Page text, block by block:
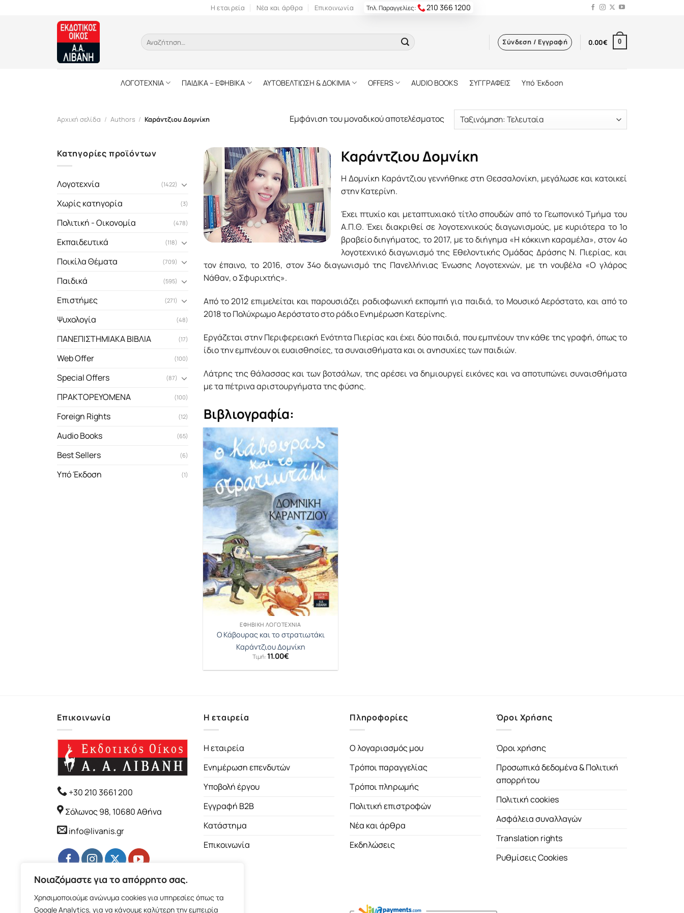
Νοιαζόμαστε για το απόρρητο σας.
Χρησιμοποιούμε ανώνυμα cookies για υπηρεσίες όπως τα
Google Analytics, για να κάνουμε καλύτερη την εμπειρία
Η εταιρεία Νέα και άρθρα Επικοινωνία Τηλ. Παραγγελίες: 210 366 1200
Αναζήτηση
για:
Σύνδεση / Εγγραφή 0.00€ 0
ΛΟΓΟΤΕΧΝΙΑ ΠΑΙΔΙΚΑ – ΕΦΗΒΙΚΑ ΑΥΤΟΒΕΛΤΙΩΣΗ & ΔΟΚΙΜΙΑ OFFERS AUDIO BOOKS ΣΥΓΓΡΑΦΕΙΣ Υπό Έκδοση
Αρχική σελίδα / Authors / Καράντζιου Δοµνίκη Εμφάνιση του μοναδικού αποτελέσματος
Κατηγορίες προϊόντων
Λογοτεχνία (1422)
Χωρίς κατηγορία (3)
Πολιτική - Οικονομία (478)
Εκπαιδευτικά (118)
Ποικίλα Θέματα (709)
Παιδικά (595)
Επιστήμες (271)
Ψυχολογία (48)
ΠΑΝΕΠΙΣΤΗΜΙΑΚΑ ΒΙΒΛΙΑ (17)
Web Offer (100)
Special Offers (87)
ΠΡΑΚΤΟΡΕΥΟΜΕΝΑ (100)
Foreign Rights (12)
Audio Books (65)
Best Sellers (6)
Υπό Έκδοση (1)
Καράντζιου Δοµνίκη
H Δοµνίκη Καράντζιου γεννήθηκε στη Θεσσαλονίκη, µεγάλωσε και κατοικεί
στην Κατερίνη.
Έχει πτυχίο και µεταπτυχιακό τίτλο σπουδών από το Γεωπονικό Τµήµα του
Α.Π.Θ. Έχει διακριθεί σε λογοτεχνικούς διαγωνισµούς, µε κυριότερα το 1ο
βραβείο διηγήµατος, το 2017, µε το διήγηµα «Η κόκκινη καραµέλα», στον 4ο
λογοτεχνικό διαγωνισµό της Εθελοντικής Οµάδας Δράσης Ν. Πιερίας, και
τον έπαινο, το 2016, στον 34ο διαγωνισµό της Πανελλήνιας Ένωσης Λογοτεχνών, µε τη νουβέλα «Ο γλάρος
Νάθαν, ο Σφυριχτής».
Από το 2012 επιµελείται και παρουσιάζει ραδιοφωνική εκποµπή για παιδιά, το Μουσικό Αερόστατο, και από το
2018 το Πολύχρωµο Αερόστατο στο ράδιο Ενηµέρωση Κατερίνης.
Εργάζεται στην Περιφερειακή Ενότητα Πιερίας και έχει δύο παιδιά, που εµπνέουν την κάθε της γραφή, όπως το
ίδιο την εµπνέουν οι ευαισθησίες, τα συναισθήµατα και οι ανησυχίες των παιδιών.
Λάτρης της θάλασσας και των βοτσάλων, της αρέσει να δηµιουργεί εικόνες και να αποτυπώνει συναισθήµατα
µε τα πέτρινα αριστουργήµατα της φύσης.
Βιβλιογραφία:
ΕΦΗΒΙΚΉ ΛΟΓΟΤΕΧΝΊΑ
Ο Κάβουρας και το στρατιωτάκι
Καράντζιου Δοµνίκη
Τιμή:11.00€
Επικοινωνία
+30 210 3661 200
Σόλωνος 98, 10680 Αθήνα
info@livanis.gr
Η εταιρεία
Η εταιρεία
Ενημέρωση επενδυτών
Υποβολή έργου
Εγγραφή B2B
Κατάστημα
Επικοινωνία
Πληροφορίες
Ο λογαριασμός μου
Τρόποι παραγγελίας
Τρόποι πληρωμής
Πολιτική επιστροφών
Νέα και άρθρα
Εκδηλώσεις
Όροι Χρήσης
Όροι χρήσης
Προσωπικά δεδομένα & Πολιτική
απορρήτου
Πολιτική cookies
Ασφάλεια συναλλαγών
Translation rights
Ρυθμίσεις Cookies